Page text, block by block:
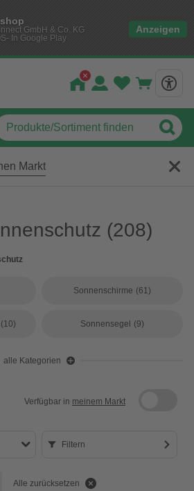
GmbH & Co. KG
In Google Play
Anzeigen
Markt
(208)
Sonnenschirme (61)
(10) Sonnensegel (9)
alle Kategorien
Verfügbar in meinem Markt
Filtern
Alle zurücksetzen